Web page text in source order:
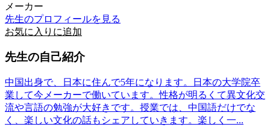
メーカー
先生のプロフィールを見る
お気に入りに追加
先生の自己紹介
中国出身で、日本に住んで5年になります。日本の大学院卒
業して今メーカーで働いています。性格が明るくて異文化交
流や言語の勉強が大好きです。授業では、中国語だけでな
く、楽しい文化の話もシェアしていきます。楽しく一...